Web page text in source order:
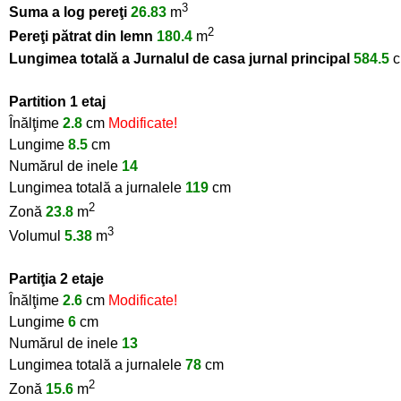
Suma a log pereţi 26.83 m3
Pereţi pătrat din lemn 180.4 m2
Lungimea totală a Jurnalul de casa jurnal principal 584.5
Partition 1 etaj
Înălţime 2.8 cm Modificate!
Lungime 8.5 cm
Numărul de inele 14
Lungimea totală a jurnalele 119 cm
Zonă 23.8 m2
Volumul 5.38 m3
Partiţia 2 etaje
Înălţime 2.6 cm Modificate!
Lungime 6 cm
Numărul de inele 13
Lungimea totală a jurnalele 78 cm
Zonă 15.6 m2